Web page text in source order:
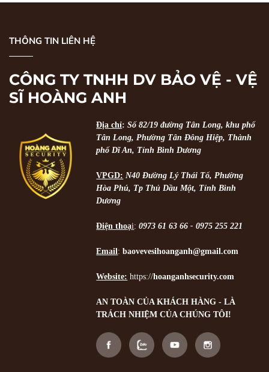
THÔNG TIN LIÊN HỆ
CÔNG TY TNHH DV BẢO VỆ - VỆ
SĨ HOÀNG ANH
Địa chỉ:Số 82/19 đường Tân Long, khu phố
Tân Long, Phường Tân Đông Hiệp, Thành
phố Dĩ An, Tỉnh Bình Dương
VPGD: N40 Đường Lý Thái Tổ, Phường
Hòa Phú, Tp Thủ Dầu Một, Tỉnh Bình
Dương
Điện thoại:0973 61 63 66 - 0975 255 221
Email:baovevesihoanganh@gmail.com
Website: https://hoanganhsecurity.com
AN TOÀN CỦA KHÁCH HÀNG - LÀ
TRÁCH NHIỆM CỦA CHÚNG TÔI!